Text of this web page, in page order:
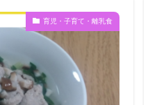
育児・子育て・離乳食